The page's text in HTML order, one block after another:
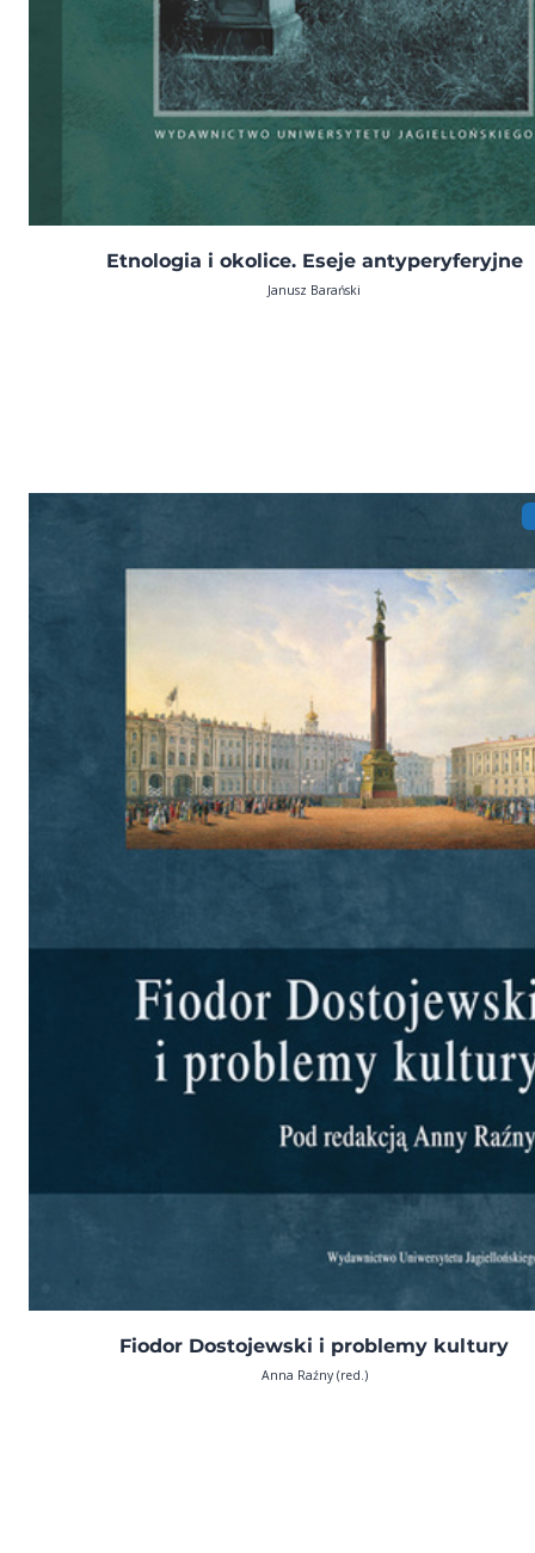
Etnologia i okolice. Eseje antyperyferyjne
Janusz Barański
Fiodor Dostojewski i problemy kultury
Anna Raźny (red.)